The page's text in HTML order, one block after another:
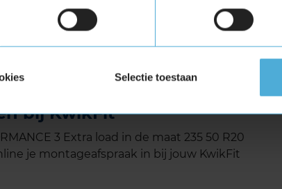
Selectie toestaan
die banden met een hoger
banden zijn te herkennen aan het
3 Extra load in
bij KwikFit
3 Extra load in de maat 235 50 R20
je montageafspraak in bij jouw KwikFit